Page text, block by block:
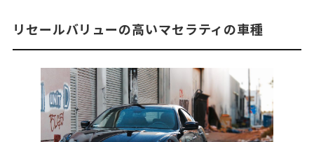
リセールバリューの高いマセラティの車種